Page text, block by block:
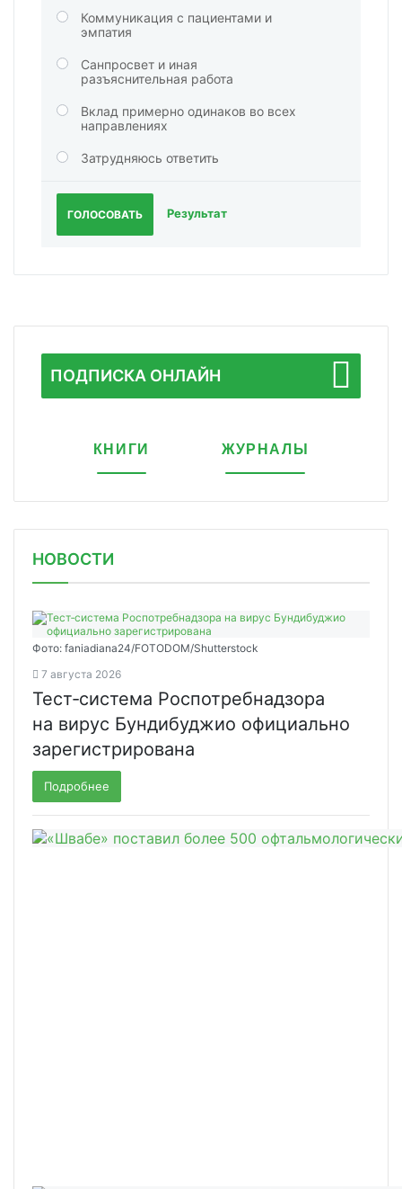
Коммуникация с пациентами и
эмпатия
Санпросвет и иная
разъяснительная работа
Вклад примерно одинаков во всех
направлениях
Затрудняюсь ответить
ГОЛОСОВАТЬ Результат
ПОДПИСКА ОНЛАЙН
КНИГИ ЖУРНАЛЫ
НОВОСТИ
Фото: faniadiana24/FOTODOM/Shutterstock
7 августа 2026
Тест‑система Роспотребнадзора
на вирус Бундибуджио официально
зарегистрирована
Подробнее